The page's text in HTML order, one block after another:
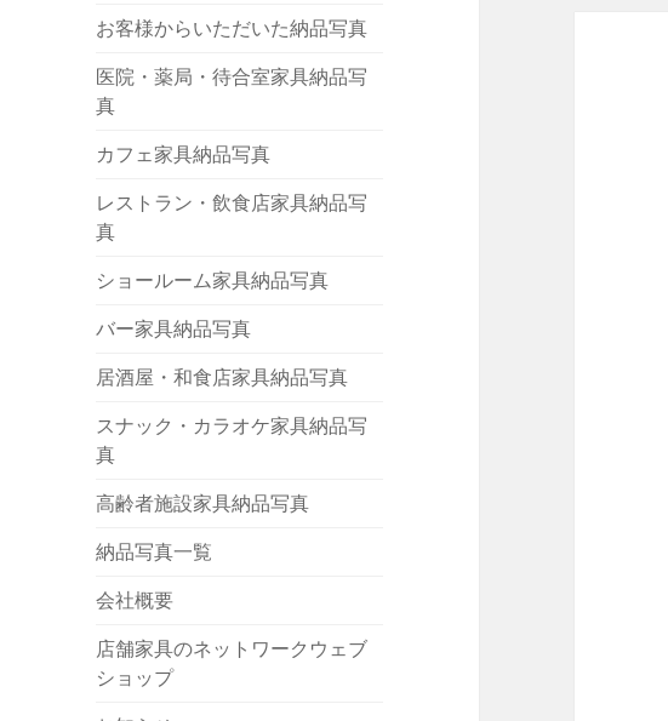
お客様からいただいた納品写真
医院・薬局・待合室家具納品写
真
カフェ家具納品写真
レストラン・飲食店家具納品写
真
ショールーム家具納品写真
バー家具納品写真
居酒屋・和食店家具納品写真
スナック・カラオケ家具納品写
真
高齢者施設家具納品写真
納品写真一覧
会社概要
店舗家具のネットワークウェブ
ショップ